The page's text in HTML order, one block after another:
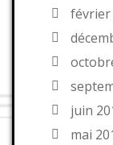
février
juin
mai